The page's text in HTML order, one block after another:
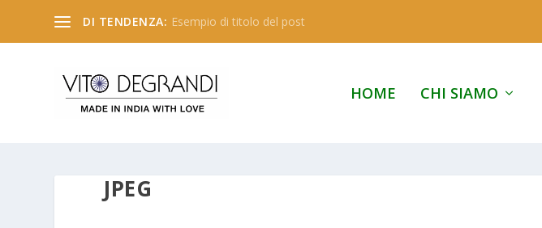
DI TENDENZA: Esempio di titolo del post
HOME CHI SIAMO
JPEG